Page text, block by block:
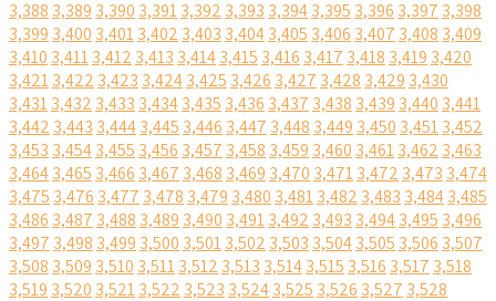
3,388 3,389 3,390 3,3913,392 3,393 3,3943,395 3,396 3,397 3,398
3,399 3,400 3,4013,402 3,403 3,4043,405 3,406 3,407 3,408 3,409
3,410 3,4113,412 3,413 3,4143,415 3,416 3,417 3,418 3,419 3,420
3,4213,422 3,423 3,4243,425 3,426 3,427 3,428 3,429 3,430
3,4313,432 3,433 3,4343,435 3,436 3,437 3,438 3,439 3,440 3,441
3,442 3,443 3,4443,445 3,446 3,447 3,448 3,449 3,450 3,4513,452
3,453 3,4543,455 3,456 3,457 3,458 3,459 3,460 3,4613,462 3,463
3,4643,465 3,466 3,467 3,468 3,469 3,470 3,4713,472 3,473 3,474
3,475 3,476 3,477 3,478 3,479 3,480 3,4813,482 3,483 3,4843,485
3,486 3,487 3,488 3,489 3,490 3,4913,492 3,493 3,4943,495 3,496
3,497 3,498 3,499 3,500 3,5013,502 3,503 3,5043,505 3,506 3,507
3,508 3,509 3,510 3,5113,512 3,513 3,5143,515 3,516 3,517 3,518
3,519 3,520 3,5213,522 3,523 3,5243,525 3,526 3,527 3,528